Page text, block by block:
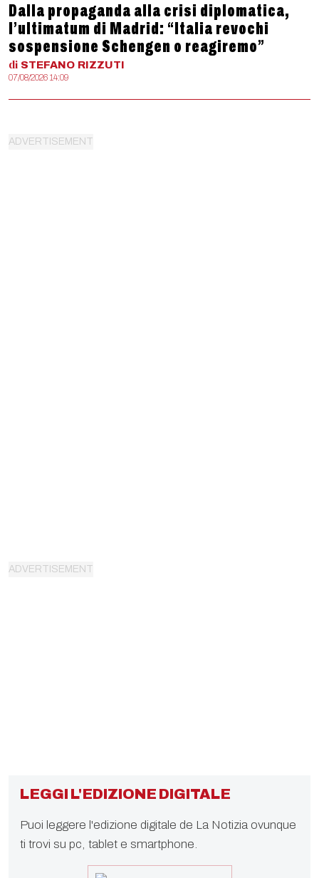
Dalla propaganda alla crisi diplomatica,
l’ultimatum di Madrid: “Italia revochi
sospensione Schengen o reagiremo”
di STEFANO RIZZUTI
07/08/2026 14:09
LEGGI L'EDIZIONE DIGITALE
Puoi leggere l'edizione digitale de La Notizia ovunque
ti trovi su pc, tablet e smartphone.